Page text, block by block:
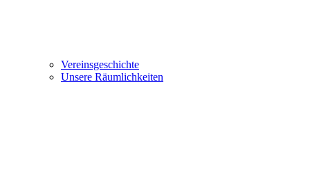
Vereinsgeschichte
Unsere Räumlichkeiten